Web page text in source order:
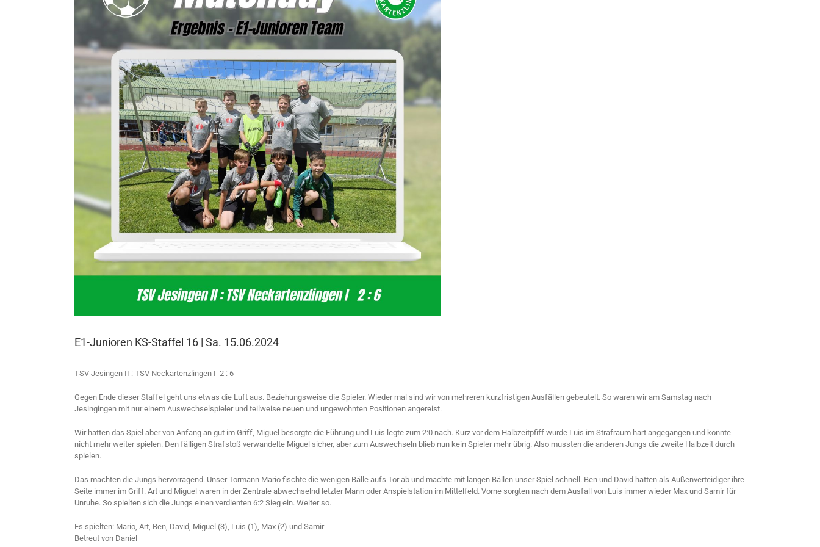
E1-Junioren KS-Staffel 16 | Sa. 15.06.2024
TSV Jesingen II : TSV Neckartenzlingen I 2 : 6
Gegen Ende dieser Staffel geht uns etwas die Luft aus. Beziehungsweise die Spieler. Wieder mal sind wir von mehreren kurzfristigen Ausfällen gebeutelt. So waren wir am Samstag nach
Jesingingen mit nur einem Auswechselspieler und teilweise neuen und ungewohnten Positionen angereist.
Wir hatten das Spiel aber von Anfang an gut im Griff, Miguel besorgte die Führung und Luis legte zum 2:0 nach. Kurz vor dem Halbzeitpfiff wurde Luis im Strafraum hart angegangen und konnte
nicht mehr weiter spielen. Den fälligen Strafstoß verwandelte Miguel sicher, aber zum Auswechseln blieb nun kein Spieler mehr übrig. Also mussten die anderen Jungs die zweite Halbzeit durch
spielen.
Das machten die Jungs hervorragend. Unser Tormann Mario fischte die wenigen Bälle aufs Tor ab und machte mit langen Bällen unser Spiel schnell. Ben und David hatten als Außenverteidiger ihre
Seite immer im Griff. Art und Miguel waren in der Zentrale abwechselnd letzter Mann oder Anspielstation im Mittelfeld. Vorne sorgten nach dem Ausfall von Luis immer wieder Max und Samir für
Unruhe. So spielten sich die Jungs einen verdienten 6:2 Sieg ein. Weiter so.
Es spielten: Mario, Art, Ben, David, Miguel (3), Luis (1), Max (2) und Samir
Betreut von Daniel